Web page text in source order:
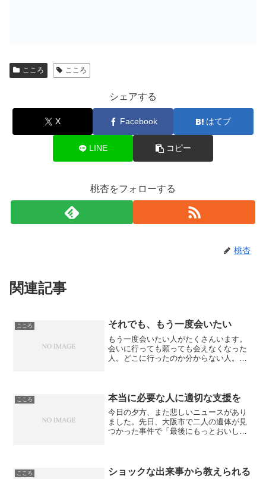
こころ こころ
シェアする
X Facebook はてブ
LINE コピー
桃杏をフォローする
桃杏
関連記事
こころ それでも、もう一度会いたい
もう一度会いたい人がたくさんいます。
会いに行っても願っても会えなくなった
人。どこに行ったのか分からない人。物
れど会いたい。元気なうち...
こころ 本当に必要な人に適切な支援を
今日の夕方、また悲しいニュースがあり
ました。先日、大阪市で二人の遺体が見
つかった事件で「最後にもっとおいしい
中かも知れないとのことだそ...
こころ ショックな出来事から教えられる